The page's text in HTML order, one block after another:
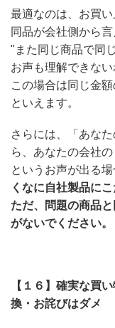
最適なのは、お買
同品が会社側から言
"また同じ商品で同
お声も理解できない
この場合は同じ金
といえます。
さらには、「あな
ら、あなたの会社
というお声が出る
くなに自社製品に
ただ、問題の商品
がないでください。
【１６】確実な買
換・お詫びはダメ